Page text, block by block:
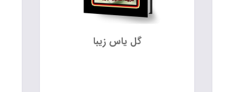
گل یاس زیبا